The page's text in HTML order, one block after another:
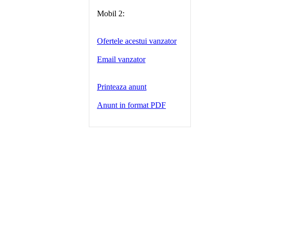
Mobil 2:
Ofertele acestui vanzator
Email vanzator
Printeaza anunt
Anunt in format PDF